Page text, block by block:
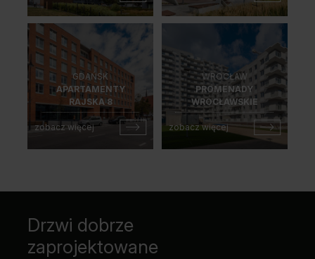
GDAŃSK
APARTAMENTY
RAJSKA 8
zobacz więcej
WROCŁAW
PROMENADY
WROCŁAWSKIE
zobacz więcej
Drzwi dobrze
zaprojektowane